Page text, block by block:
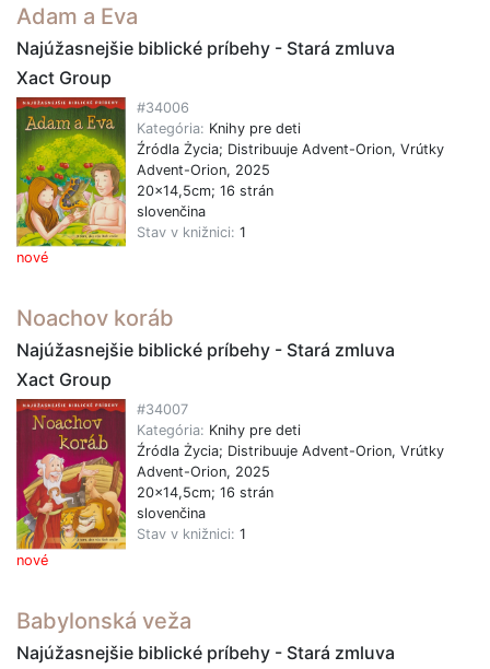
Adam a Eva
Najúžasnejšie biblické príbehy - Stará zmluva
Xact Group
nové
#34006
Kategória: Knihy pre deti
Źródla Życia; Distribuuje Advent-Orion, Vrútky
Advent-Orion, 2025
20x14,5cm; 16 strán
slovenčina
Stav v knižnici: 1
Noachov koráb
Najúžasnejšie biblické príbehy - Stará zmluva
Xact Group
nové
#34007
Kategória: Knihy pre deti
Źródla Życia; Distribuuje Advent-Orion, Vrútky
Advent-Orion, 2025
20x14,5cm; 16 strán
slovenčina
Stav v knižnici: 1
Babylonská veža
Najúžasnejšie biblické príbehy - Stará zmluva